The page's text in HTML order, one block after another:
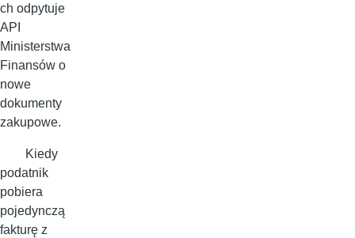
ch odpytuje
API
Ministerstwa
Finansów o
nowe
dokumenty
zakupowe.
Kiedy
podatnik
pobiera
pojedynczą
fakturę z